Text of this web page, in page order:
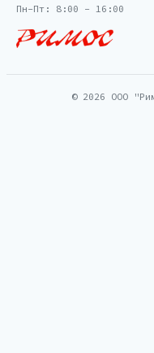
Пн-Пт: 8:00 - 16:00
© 2026 ООО